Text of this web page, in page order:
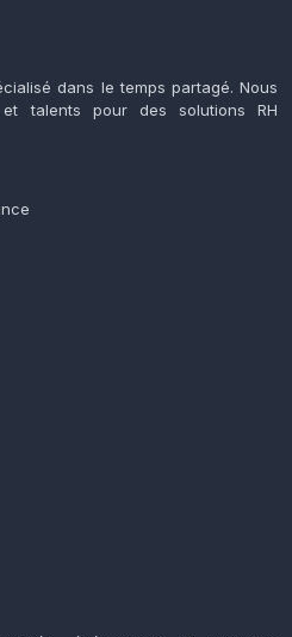
dans le temps partagé. Nous
talents pour des solutions RH